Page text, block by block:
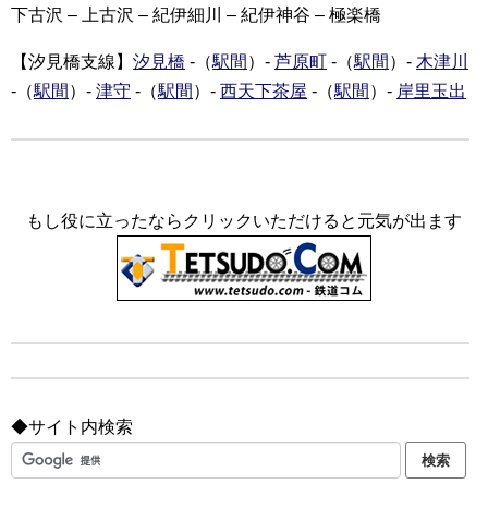
下古沢 – 上古沢 – 紀伊細川 – 紀伊神谷 – 極楽橋
【汐見橋支線】 汐見橋 -（駅間 ）- 芦原町 -（駅間 ）- 木津川
-（駅間 ）- 津守 -（駅間 ）- 西天下茶屋 -（駅間 ）- 岸里玉出
もし役に立ったならクリックいただけると元気が出ます
◆サイト内検索